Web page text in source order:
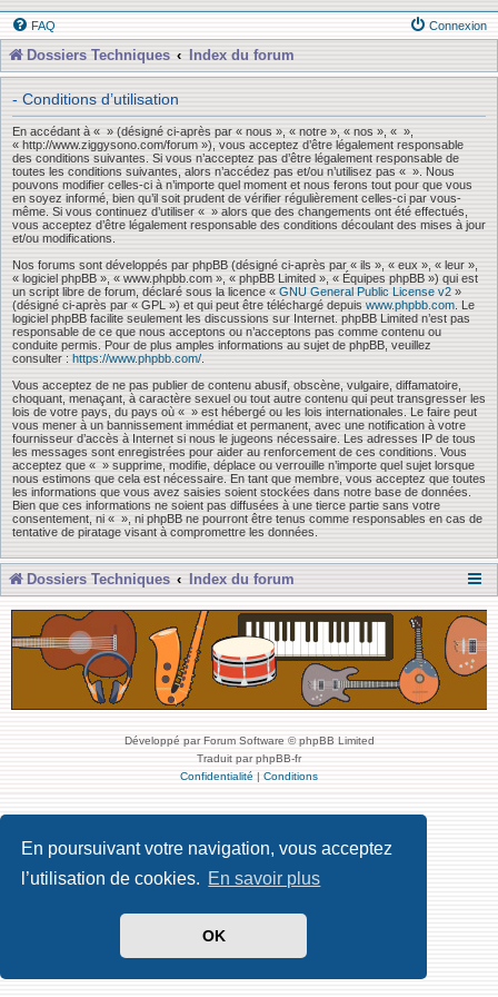
En poursuivant votre navigation, vous acceptez
l’utilisation de cookies. En savoir plus
OK
FAQ Connexion
Dossiers Techniques Index du forum
- Conditions d’utilisation
En accédant à « » (désigné ci-après par « nous », « notre », « nos », « »,
« http://www.ziggysono.com/forum »), vous acceptez d’être légalement responsable
des conditions suivantes. Si vous n’acceptez pas d’être légalement responsable de
toutes les conditions suivantes, alors n’accédez pas et/ou n’utilisez pas « ». Nous
pouvons modifier celles-ci à n’importe quel moment et nous ferons tout pour que vous
en soyez informé, bien qu’il soit prudent de vérifier régulièrement celles-ci par vous-
même. Si vous continuez d’utiliser « » alors que des changements ont été effectués,
vous acceptez d’être légalement responsable des conditions découlant des mises à jour
et/ou modifications.
Nos forums sont développés par phpBB (désigné ci-après par « ils », « eux », « leur »,
« logiciel phpBB », « www.phpbb.com », « phpBB Limited », « Équipes phpBB ») qui est
un script libre de forum, déclaré sous la licence « GNU General Public License v2 »
(désigné ci-après par « GPL ») et qui peut être téléchargé depuis www.phpbb.com . Le
logiciel phpBB facilite seulement les discussions sur Internet. phpBB Limited n’est pas
responsable de ce que nous acceptons ou n’acceptons pas comme contenu ou
conduite permis. Pour de plus amples informations au sujet de phpBB, veuillez
consulter : https://www.phpbb.com/
Vous acceptez de ne pas publier de contenu abusif, obscène, vulgaire, diffamatoire,
choquant, menaçant, à caractère sexuel ou tout autre contenu qui peut transgresser les
lois de votre pays, du pays où « » est hébergé ou les lois internationales. Le faire peut
vous mener à un bannissement immédiat et permanent, avec une notification à votre
fournisseur d’accès à Internet si nous le jugeons nécessaire. Les adresses IP de tous
les messages sont enregistrées pour aider au renforcement de ces conditions. Vous
acceptez que « » supprime, modifie, déplace ou verrouille n’importe quel sujet lorsque
nous estimons que cela est nécessaire. En tant que membre, vous acceptez que toutes
les informations que vous avez saisies soient stockées dans notre base de données.
Bien que ces informations ne soient pas diffusées à une tierce partie sans votre
consentement, ni « », ni phpBB ne pourront être tenus comme responsables en cas de
tentative de piratage visant à compromettre les données.
Dossiers Techniques Index du forum
Développé par Forum Software © phpBB Limited
Traduit par phpBB-fr
Confidentialité | Conditions